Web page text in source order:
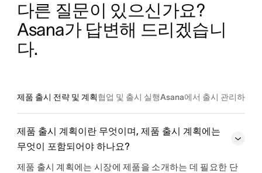
다른 질문이 있으신가요?
Asana가 답변해 드리겠습니
다.
제품 출시 전략 및 계획협업 및 출시 실행Asana에서 출시 관리하기
제품 출시 계획이란 무엇이며, 제품 출시 계획에는
무엇이 포함되어야 하나요?
제품 출시 계획에는 시장에 제품을 소개하는 데 필요한 단